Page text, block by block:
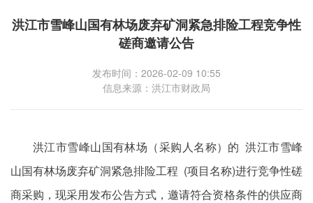
洪江市雪峰山国有林场废弃矿洞紧急排险工程竞争性
磋商邀请公告
发布时间：2026-02-09 10:55
信息来源：洪江市财政局
洪江市雪峰山国有林场（采购人名称）的 洪江市雪峰
山国有林场废弃矿洞紧急排险工程 (项目名称)进行竞争性磋
商采购，现采用发布公告方式，邀请符合资格条件的供应商